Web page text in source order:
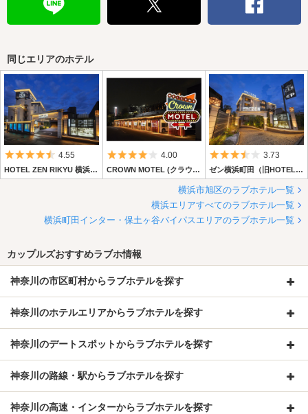
同じエリアのホテル
5つ星のうち4.5
4.55
HOTEL ZEN RIKYU 横浜町田
5つ星のうち4
4.00
CROWN MOTEL (クラウン モーテル)
5つ星のうち
3.73
ゼン横浜町田（旧HOTEL C.(シードット) 横浜ドゥエ）
横浜市旭区のラブホテル一覧
横浜エリアすべてのラブホテル一覧
横浜町田インター・保土ヶ谷バイパスエリアのラブホテル一覧
カップルズおすすめラブホ情報
神奈川の市区町村からラブホテルを探す
神奈川のホテルエリアからラブホテルを探す
神奈川のデートスポットからラブホテルを探す
神奈川の路線・駅からラブホテルを探す
神奈川の高速・インターからラブホテルを探す